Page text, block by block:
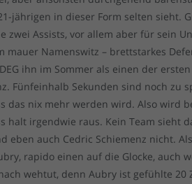
jährigen in dieser Form selten sieht.
zwei Assists, vor allem aber für sein
mauer Namenswitz – brettstarkes
ihn im Sommer als einen der
Fünfeinhalb Sekunden sind noch zu
das nix mehr werden wird. Also wird
halt irgendwie raus. Kein Team sieht
eben auch Cedric Schiemenz nicht.
rapido einen auf die Glocke, auch
wehtut, denn Aubry ist gefühlte 20